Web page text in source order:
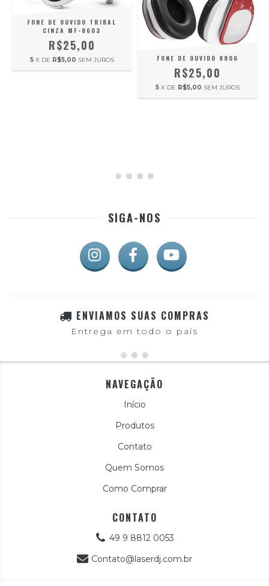
FONE DE OUVIDO TRIBAL
CINZA MF-8603
R$25,00
5 X DE R$5,00 SEM JUROS FONE DE OUVIDO 8806
R$25,00
5 X DE R$5,00 SEM JUROS
SIGA-NOS
ENVIAMOS SUAS COMPRAS
Entrega em todo o país
NAVEGAÇÃO
Início
Produtos
Contato
Quem Somos
Como Comprar
CONTATO
49 9 8812 0053
Contato@laserdj.com.br